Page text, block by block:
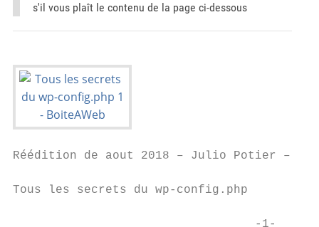
s'il vous plaît le contenu de la page ci-dessous
Réédition de aout 2018 – Julio Potier –
Tous les secrets du wp-config.php
                                  -1-